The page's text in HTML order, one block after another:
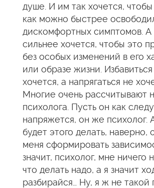
душе. И им так хочется,
как можно быстрее
дискомфортных симптомов.
сильнее хочется, чтобы это
без особых изменений в его
или образе жизни.
хочется, а напрягаться не
Многие очень рассчитывают
психолога. Пусть он как
напряжется, он же психолог.
будет этого делать, наверно,
меня сформировать
значит, психолог, мне ничего
что делать надо, а я значит
разбирайся… Ну, я ж не такой